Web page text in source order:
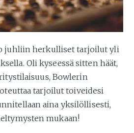
juhliin herkulliset tarjoilut yli
Oli kyseessä sitten häät,
Bowlerin
tarjoilut toiveidesi
aina yksilöllisesti,
mukaan!